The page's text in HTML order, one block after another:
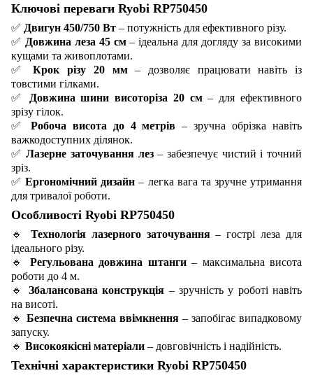
Ключові переваги Ryobi RP750450
✅ Двигун 450/750 Вт – потужність для ефективного різу.
✅ Довжина леза 45 см– ідеальна для догляду за високими
кущами та живоплотами.
✅
Крок різу 20 мм– дозволяє працювати навіть із
товстими гілками.
✅
Довжина шини висоторіза 20 см– для ефективного
зрізу гілок.
✅
Робоча висота до 4 метрів – зручна обрізка навіть
важкодоступних ділянок.
✅ Лазерне заточування лез– забезпечує чистий і точний
зріз.
✅ Ергономічний дизайн – легка вага та зручне утримання
для тривалої роботи.
Особливості Ryobi RP750450
🔹 Технологія лазерного заточування– гострі леза для
ідеального різу.
🔹
Регульована довжина штанги– максимальна висота
роботи до 4 м.
🔹
Збалансована конструкція – зручність у роботі навіть
на висоті.
🔹 Безпечна система ввімкнення – запобігає випадковому
запуску.
🔹 Високоякісні матеріали – довговічність і надійність.
Технічні характеристики Ryobi RP750450